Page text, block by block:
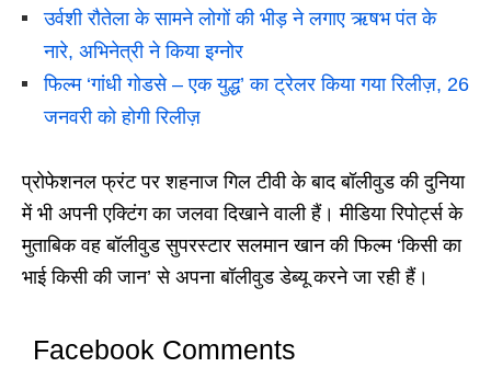
उर्वशी रौतेला के सामने लोगों की भीड़ ने लगाए ऋषभ पंत के
नारे, अभिनेत्री ने किया इग्नोर
फिल्म ‘गांधी गोडसे – एक युद्ध’ का ट्रेलर किया गया रिलीज़, 26
जनवरी को होगी रिलीज़
प्रोफेशनल फ्रंट पर शहनाज गिल टीवी के बाद बॉलीवुड की दुनिया
में भी अपनी एक्टिंग का जलवा दिखाने वाली हैं। मीडिया रिपोर्ट्स के
मुताबिक वह बॉलीवुड सुपरस्टार सलमान खान की फिल्म ‘किसी का
भाई किसी की जान’ से अपना बॉलीवुड डेब्यू करने जा रही हैं।
Facebook Comments